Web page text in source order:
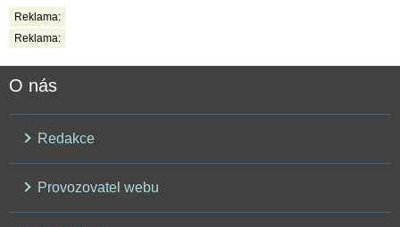
Reklama:
Reklama:
O nás
Redakce
Provozovatel webu